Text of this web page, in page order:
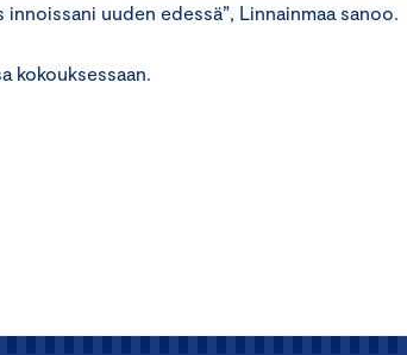
uuden edessä”, Linnainmaa sanoo.
kokouksessaan.